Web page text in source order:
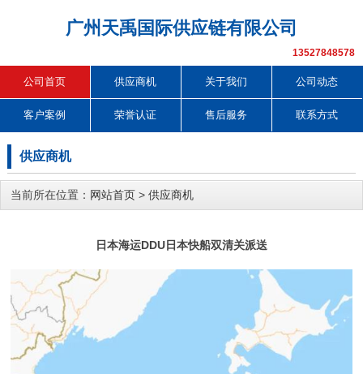
广州天禹国际供应链有限公司
13527848578
公司首页 供应商机 关于我们 公司动态
客户案例 荣誉认证 售后服务 联系方式
供应商机
当前所在位置： 网站首页 > 供应商机
日本海运DDU日本快船双清关派送